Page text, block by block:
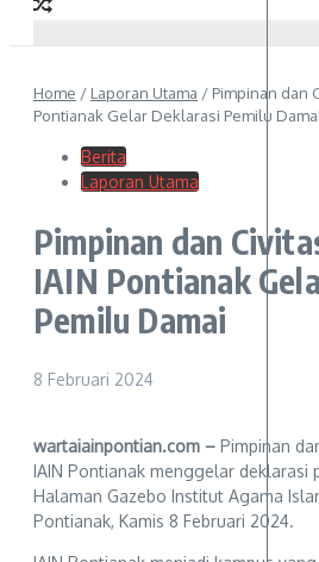
Home / Laporan Utama / Pimpinan dan
Pontianak Gelar Deklarasi Pemilu Damai
Berita
Laporan Utama
Pimpinan dan
IAIN Pontianak
Pemilu Damai
8 Februari 2024
wartaiainpontian.com – Pimpinan
IAIN Pontianak menggelar deklarasi
Halaman Gazebo Institut Agama
Pontianak, Kamis 8 Februari 2024.